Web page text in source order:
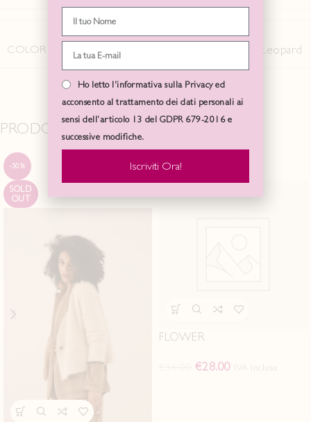
COLORE Leopard
PRODOTTI CORRELATI
-50%
SOLD
OUT
-50%
FLOWER
€28.00
Ho letto l'informativa sulla Privacy ed
acconsento al trattamento dei dati personali ai
sensi dell’articolo 13 del GDPR 679-2016 e
successive modifiche.
Iscriviti Ora!